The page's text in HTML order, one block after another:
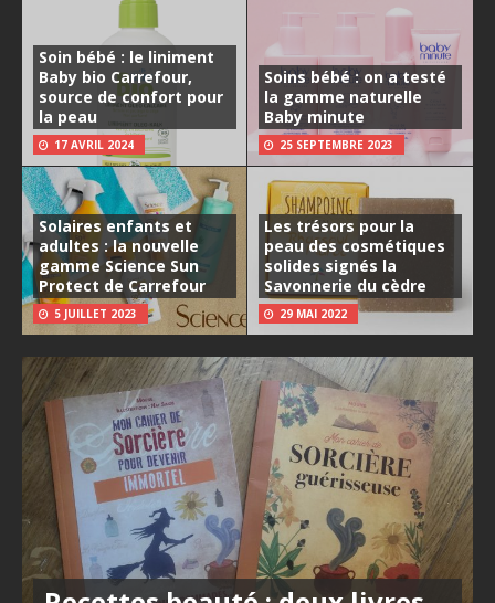
Soin bébé : le liniment
Baby bio Carrefour,
source de confort pour
la peau
17 AVRIL 2024
Soins bébé : on a testé
la gamme naturelle
Baby minute
25 SEPTEMBRE 2023
Solaires enfants et
adultes : la nouvelle
gamme Science Sun
Protect de Carrefour
5 JUILLET 2023
Les trésors pour la
peau des cosmétiques
solides signés la
Savonnerie du cèdre
29 MAI 2022